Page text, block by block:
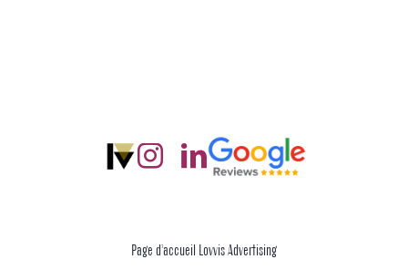
Page d’accueil Lovvis Advertising